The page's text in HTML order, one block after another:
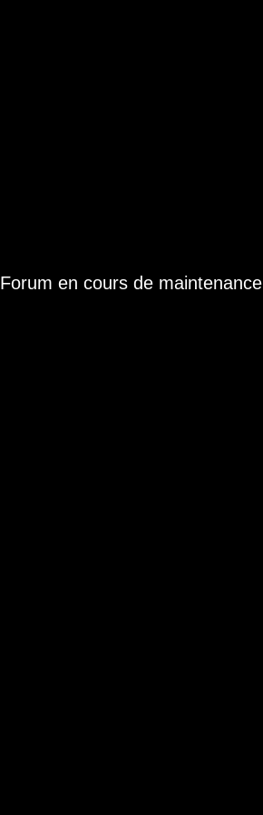
Forum en cours de maintenance